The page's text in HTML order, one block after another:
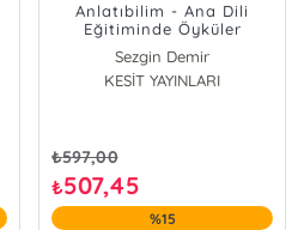
Anlatıbilim - Ana Dili
Eğitiminde Öyküler
Sezgin Demir
Ahmet Turan Sinan
KESİT YAYINLARI
₺597,00
₺507,45
%15